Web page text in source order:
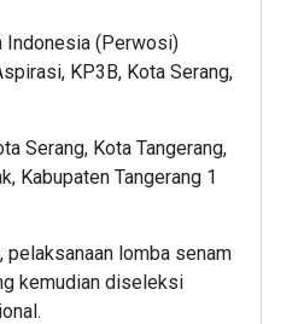
Indonesia (Perwosi)
KP3B, Kota Serang,
Serang, Kota Tangerang,
Kabupaten Tangerang 1
pelaksanaan lomba senam
kemudian diseleksi